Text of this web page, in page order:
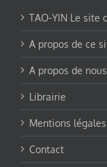
TAO-YIN Le site
A propos de ce
A propos de nous
Librairie
Mentions légales
Contact